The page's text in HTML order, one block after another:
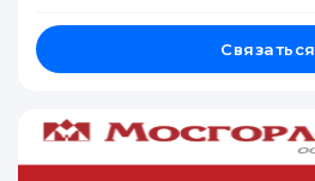
Связаться